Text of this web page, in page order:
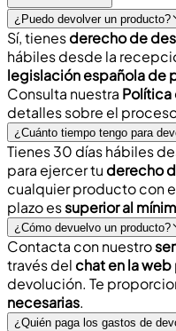
¿Puedo devolver un producto?
Sí, tienesderecho de
hábilesdesde la
legislación española de
Consulta nuestra Política
detalles sobre el
¿Cuánto tiempo tengo para
Tienes30 días hábiles
para ejercer tuderecho
cualquier producto con
plazo essuperior al
¿Cómo devuelvo un producto?
Contacta con nuestro
través delchat en la web
devolución. Te
necesarias.
¿Quién paga los gastos de